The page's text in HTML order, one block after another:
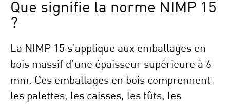
Que signifie la norme NIMP 15
?
La NIMP 15 s’applique aux emballages en
bois massif d’une épaisseur supérieure à 6
mm. Ces emballages en bois comprennent
les palettes, les caisses, les fûts, les